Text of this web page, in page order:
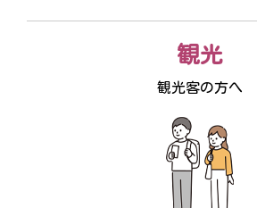
観光
観光客の方へ